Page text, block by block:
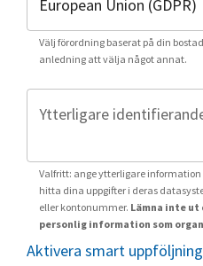
Välj förordning baserat på din
anledning att välja något annat.
Ytterligare
Valfritt: ange ytterligare
hitta dina uppgifter i deras
eller kontonummer. Lämna inte
personlig information som
Aktivera smart